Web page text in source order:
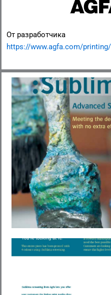
От разработчика
https://www.agfa.com/